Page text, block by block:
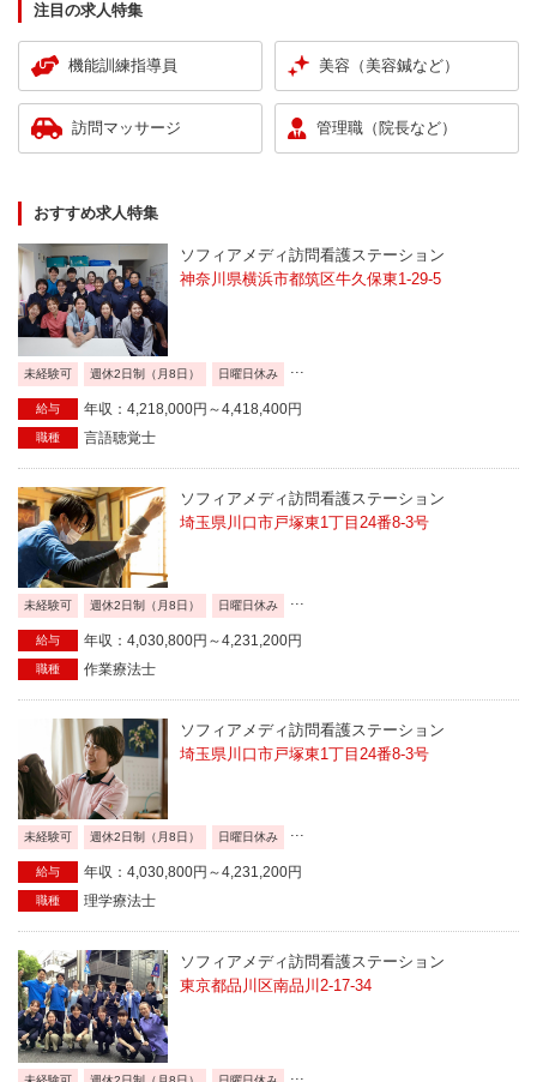
注目の求人特集
機能訓練指導員 美容（美容鍼など）
訪問マッサージ 管理職（院長など）
おすすめ求人特集
ソフィアメディ訪問看護ステーション
神奈川県横浜市都筑区牛久保東1-29-5
未経験可 週休2日制（月8日） 日曜日休み ...
給与 年収：4,218,000円～4,418,400円
職種 言語聴覚士
ソフィアメディ訪問看護ステーション
埼玉県川口市戸塚東1丁目24番8-3号
未経験可 週休2日制（月8日） 日曜日休み ...
給与 年収：4,030,800円～4,231,200円
職種 作業療法士
ソフィアメディ訪問看護ステーション
埼玉県川口市戸塚東1丁目24番8-3号
未経験可 週休2日制（月8日） 日曜日休み
給与 年収：4,030,800円～4,231,200円
職種 理学療法士
ソフィアメディ訪問看護ステーション
東京都品川区南品川2-17-34